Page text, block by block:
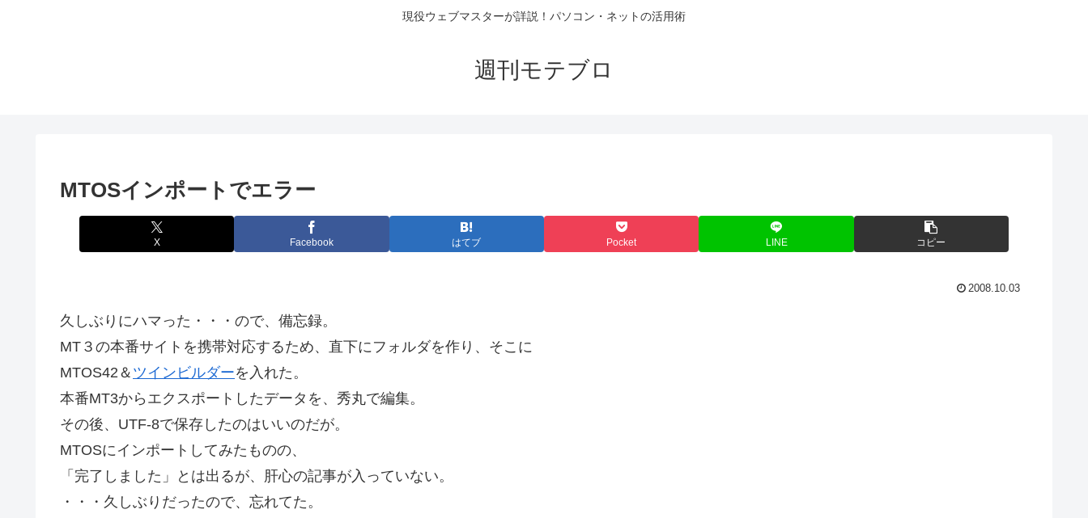
現役ウェブマスターが詳説！パソコン・ネットの活用術
週刊モテブロ
MTOSインポートでエラー
X Facebook はてブ Pocket LINE コピー
2008.10.03
久しぶりにハマった・・・ので、備忘録。
MT３の本番サイトを携帯対応するため、直下にフォルダを作り、そこに
MTOS42＆ ツインビルダーを入れた。
本番MT3からエクスポートしたデータを、秀丸で編集。
その後、UTF-8で保存したのはいいのだが。
MTOSにインポートしてみたものの、
「完了しました」とは出るが、肝心の記事が入っていない。
・・・久しぶりだったので、忘れてた。